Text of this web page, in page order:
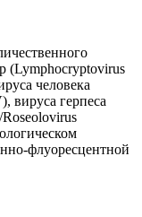
(Lymphocryptovirus
человека
вируса герпеса
флуоресцентной